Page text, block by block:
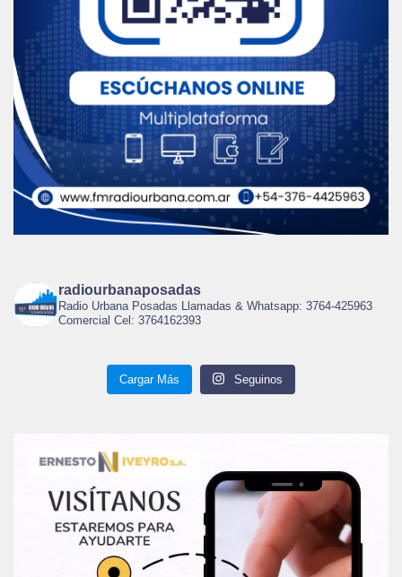
radiourbanaposadas
Radio Urbana Posadas Llamadas & Whatsapp: 3764-425963
Comercial Cel: 3764162393
Cargar Más Seguinos